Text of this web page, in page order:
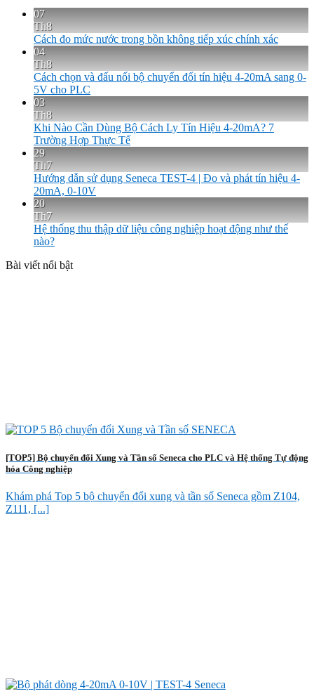
07
Th8
Cách đo mức nước trong bồn không tiếp xúc chính xác
04
Th8
Cách chọn và đấu nối bộ chuyển đổi tín hiệu 4-20mA sang 0-
5V cho PLC
03
Th8
Khi Nào Cần Dùng Bộ Cách Ly Tín Hiệu 4-20mA? 7
Trường Hợp Thực Tế
29
Th7
Hướng dẫn sử dụng Seneca TEST-4 | Đo và phát tín hiệu 4-
20mA, 0-10V
20
Th7
Hệ thống thu thập dữ liệu công nghiệp hoạt động như thế
nào?
Bài viết nổi bật
[TOP5] Bộ chuyển đổi Xung và Tần số Seneca cho PLC và Hệ thống Tự động
hóa Công nghiệp
Khám phá Top 5 bộ chuyển đổi xung và tần số Seneca gồm Z104,
Z111, [...]